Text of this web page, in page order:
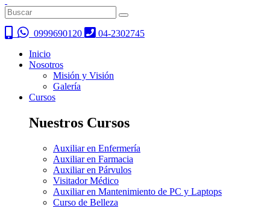
0999690120
04-2302745
Inicio
Nosotros
Misión y Visión
Galería
Cursos
Nuestros Cursos
Auxiliar en Enfermería
Auxiliar en Farmacia
Auxiliar en Párvulos
Visitador Médico
Auxiliar en Mantenimiento de PC y Laptops
Curso de Belleza